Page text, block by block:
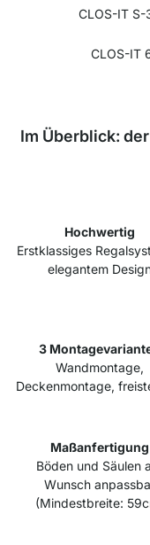
CLOS-IT S-
CLOS-IT
Im Überblick:
Hochwertig
Erstklassiges
elegantem
3
Wandmontage,
Deckenmontage,
Maßanfertigung
Böden und Säulen
Wunsch
(Mindestbreite: